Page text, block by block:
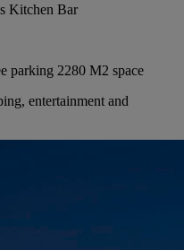
Kitchen Bar
parking 2280 M2 space
entertainment and